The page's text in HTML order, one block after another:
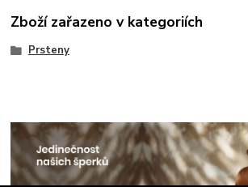
Zboží zařazeno v kategoriích
Prsteny